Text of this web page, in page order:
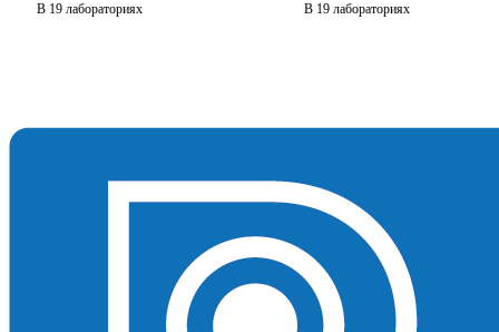
В 19 лабораториях В 19 лабораториях